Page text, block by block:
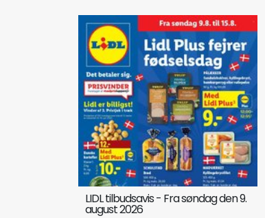
LIDL tilbudsavis - Fra søndag den 9.
august 2026